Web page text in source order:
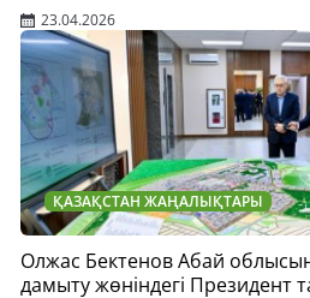
23.04.2026
ҚАЗАҚСТАН ЖАҢАЛЫҚТАРЫ
Олжас Бектенов Абай
дамыту жөніндегі Президент